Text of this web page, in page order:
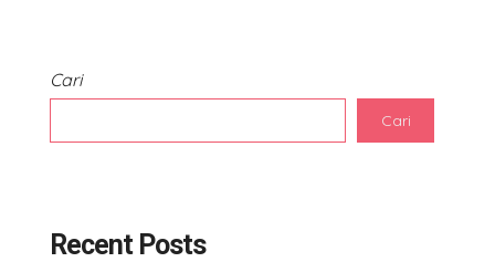
Cari
Cari
Recent Posts